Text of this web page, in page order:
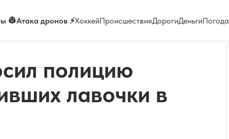
👷Атака дронов ⚡ХоккейПроисшествияДорогиДеньгиПогода
полицию
лавочки в